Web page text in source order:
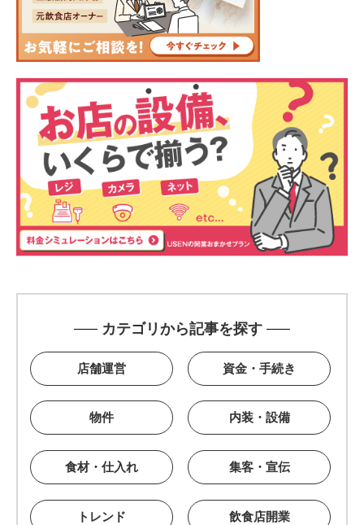
カテゴリから記事を探す
店舗運営 資金・手続き
物件 内装・設備
食材・仕入れ 集客・宣伝
トレンド 飲食店開業